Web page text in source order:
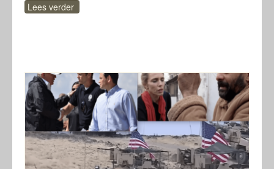
Lees verder